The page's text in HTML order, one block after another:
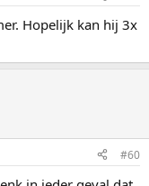
Hopelijk kan hij 3x
#60